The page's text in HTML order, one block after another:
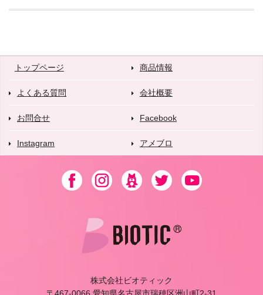
トップページ 商品情報
よくある質問 会社概要
お問合せ Facebook
Instagram アメブロ
株式会社ビオティック